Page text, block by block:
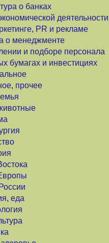
о банках
деятельности
PR и рекламе
о менеджменте
и подборе персонала
бумагах и инвестициях
прочее
еда